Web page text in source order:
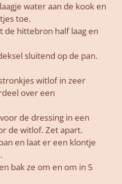
water aan de kook en
toe.
de hittebron half laag en
sluitend op de pan.
witlof in zeer
over een
de dressing in een
de witlof. Zet apart.
en laat er een klontje
bak ze om en om in 5